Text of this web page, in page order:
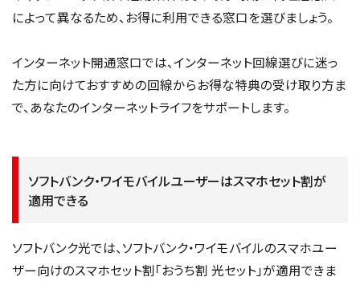
によって異なるため、お得に利用できる窓口を選びましょう。
インターネット開通窓口では、インターネット回線選びに迷っ
た方に向けておすすめの回線からお得な特典の受け取り方ま
で、あなたのインターネットライフをサポートします。
ソフトバンク・ワイモバイルユーザーはスマホセット割が
適用できる
ソフトバンク光では、ソフトバンク・ワイモバイルのスマホユー
ザー向けのスマホセット割「おうち割 光セット」が適用できま